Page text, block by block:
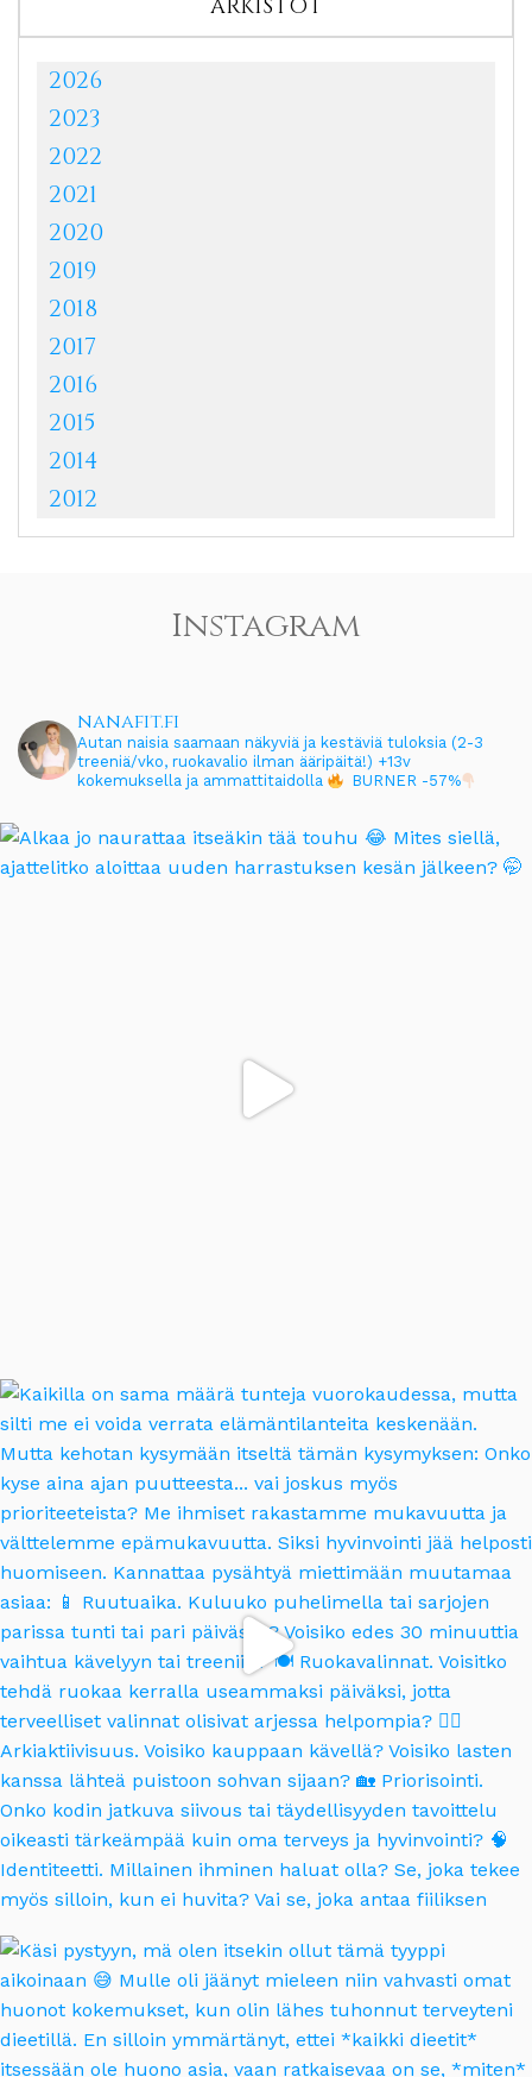
ARKISTOT
2026
2023
2022
2021
2020
2019
2018
2017
2016
2015
2014
2012
Instagram
nanafit.fi
Autan naisia saamaan näkyviä ja kestäviä tuloksia (2-3
treeniä/vko, ruokavalio ilman ääripäitä!) +13v
kokemuksella ja ammattitaidolla
BURNER -57%